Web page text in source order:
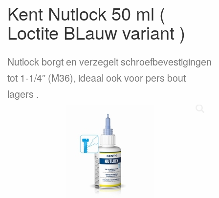
Kent Nutlock 50 ml (
Loctite BLauw variant )
Nutlock borgt en verzegelt schroefbevestigingen
tot 1-1/4″ (M36), ideaal ook voor pers bout
lagers .